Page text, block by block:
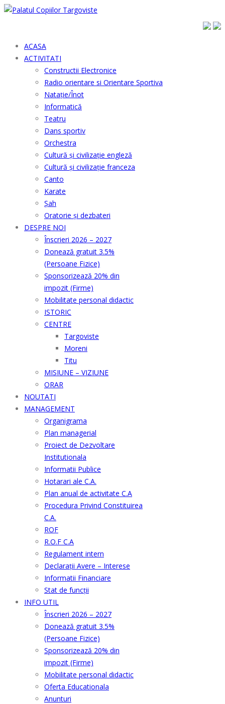
ACASA
ACTIVITATI
Constructii Electronice
Radio orientare si Orientare Sportiva
Natație/Înot
Informatică
Teatru
Dans sportiv
Orchestra
Cultură şi civilizaţie engleză
Cultură şi civilizaţie franceza
Canto
Karate
Șah
Oratorie și dezbateri
DESPRE NOI
Înscrieri 2026 – 2027
Donează gratuit 3.5%
(Persoane Fizice)
Sponsorizează 20% din
impozit (Firme)
Mobilitate personal didactic
ISTORIC
CENTRE
Targoviste
Moreni
Titu
MISIUNE – VIZIUNE
ORAR
NOUTATI
MANAGEMENT
Organigrama
Plan managerial
Proiect de Dezvoltare
Institutionala
Informatii Publice
Hotarari ale C.A.
Plan anual de activitate C.A
Procedura Privind Constituirea
C.A.
ROF
R.O.F C.A
Regulament intern
Declarații Avere – Interese
Informatii Financiare
Stat de funcții
INFO UTIL
Înscrieri 2026 – 2027
Donează gratuit 3.5%
(Persoane Fizice)
Sponsorizează 20% din
impozit (Firme)
Mobilitate personal didactic
Oferta Educationala
Anunturi